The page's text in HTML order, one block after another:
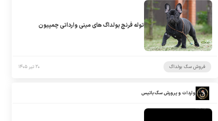
توله فرنچ بولداگ های مینی وارداتی چمپیون
فروش سگ بولداگ ۲۰ تیر ۱۴۰۵
واردات و پرورش سگ باتیس